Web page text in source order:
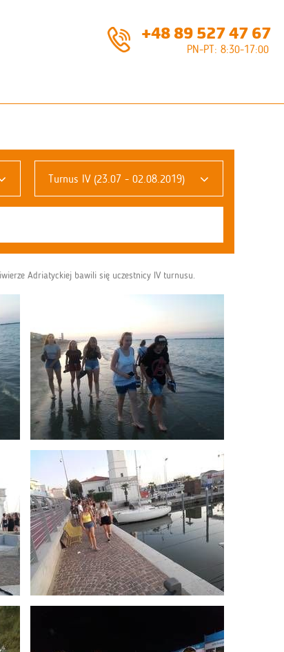
+48 89 527 47 67
PN-PT: 8:30-17:00
Turnus IV (23.07 - 02.08.2019)
Adriatyckiej bawili się uczestnicy IV turnusu.